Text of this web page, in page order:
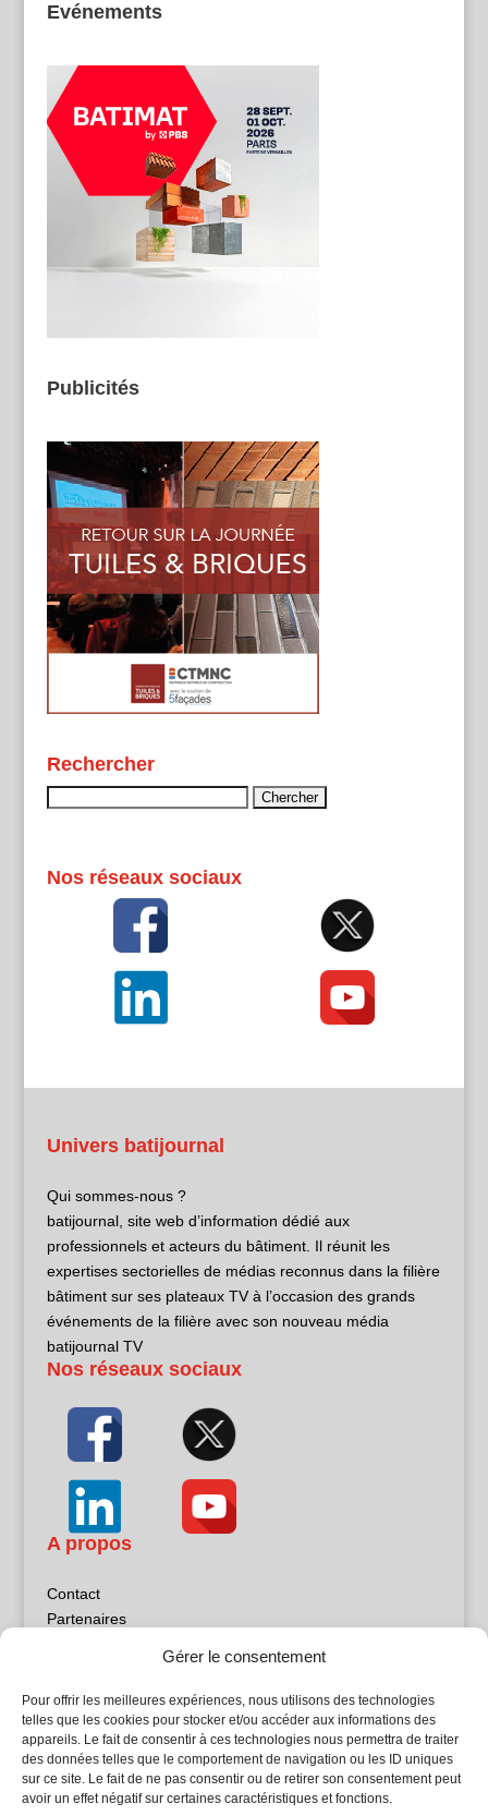
Gérer le consentement
Pour offrir les meilleures expériences, nous utilisons des technologies
telles que les cookies pour stocker et/ou accéder aux informations des
appareils. Le fait de consentir à ces technologies nous permettra de traiter
des données telles que le comportement de navigation ou les ID uniques
sur ce site. Le fait de ne pas consentir ou de retirer son consentement peut
avoir un effet négatif sur certaines caractéristiques et fonctions.
Evénements
Publicités
Rechercher
Nos réseaux sociaux
Univers batijournal
Qui sommes-nous ?
batijournal, site web d’information dédié aux
professionnels et acteurs du bâtiment. Il réunit les
expertises sectorielles de médias reconnus dans la filière
bâtiment sur ses plateaux TV à l’occasion des grands
événements de la filière avec son nouveau média
batijournal TV
Nos réseaux sociaux
A propos
Contact
Partenaires
Politique de confidentialité
Sites partenaires
5Façades
Atrium Patrimoine